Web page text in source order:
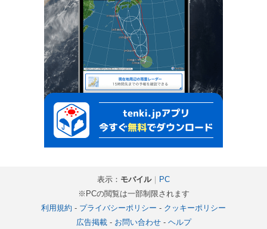
表示： モバイル｜ PC
※PCの閲覧は一部制限されます
利用規約 - プライバシーポリシー - クッキーポリシー
広告掲載- お問い合わせ- ヘルプ